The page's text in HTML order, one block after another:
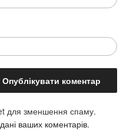
для зменшення спаму.
ваших коментарів.